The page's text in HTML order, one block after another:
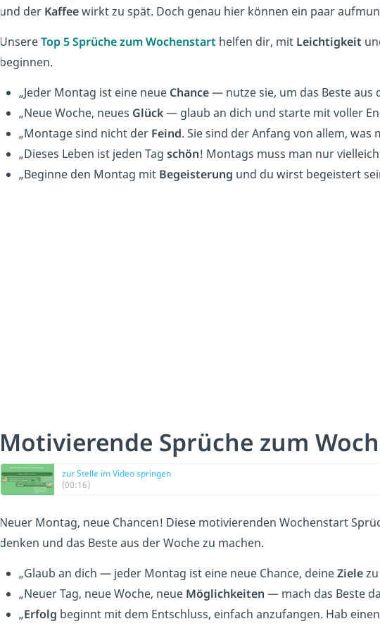
und der Kaffeewirkt zu spät. Doch genau hier können ein paar
UnsereTop 5 Sprüche zum Wochenstart helfen dir, mit Leichtigkeit
beginnen.
„Jeder Montag ist eine neue Chance— nutze sie, um das Beste aus
„Neue Woche, neues Glück— glaub an dich und starte mit voller
„Montage sind nicht der Feind. Sie sind der Anfang von allem, was
„Dieses Leben ist jeden Tag schön! Montags muss man nur
„Beginne den Montag mit Begeisterung und du wirst begeistert
Motivierende Sprüche zum
zur Stelle im Video springen
(00:16)
Neuer Montag, neue Chancen! Diese motivierenden Wochenstart
denken und das Beste aus der Woche zu machen.
„Glaub an dich — jeder Montag ist eine neue Chance, deineZielezu
„Neuer Tag, neue Woche, neue Möglichkeiten — mach das Beste
„Erfolg beginnt mit dem Entschluss, einfach anzufangen. Hab